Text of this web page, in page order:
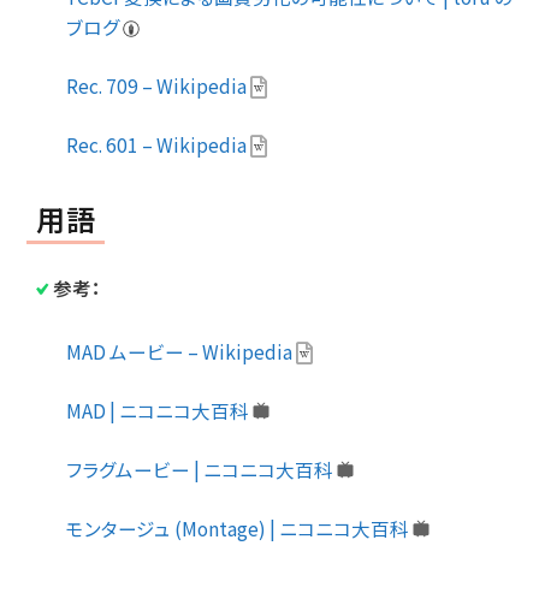
ブログ
Rec. 709 – Wikipedia
Rec. 601 – Wikipedia
用語
参考：
MAD ムービー – Wikipedia
MAD | ニコニコ大百科
フラグムービー | ニコニコ大百科
モンタージュ (Montage) | ニコニコ大百科